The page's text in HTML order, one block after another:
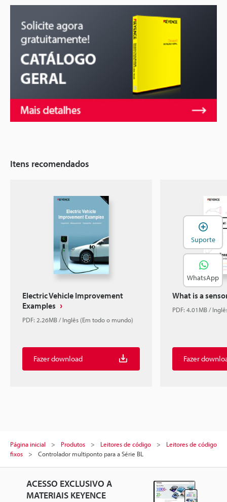
Itens recomendados
Electric Vehicle Improvement
Examples
PDF: 2.26MB / Inglês (Em todo o mundo)
Fazer download
What is a
PDF: 4.01MB /
Fazer
Página inicial Produtos Leitores de código
Leitores de código
fixos
Controlador multiponto para a Série BL
ACESSO EXCLUSIVO A
MATERIAIS KEYENCE
Suporte
WhatsApp